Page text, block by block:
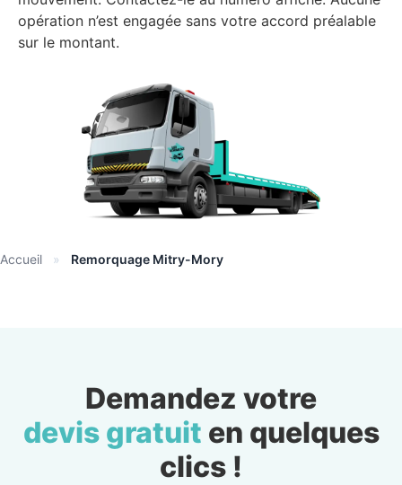
opération n’est engagée sans votre accord préalable
sur le montant.
Accueil » Remorquage Mitry-Mory
Demandez votre
devis gratuit en quelques
clics !